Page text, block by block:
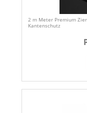
2 m Meter Premium
Kantenschutz